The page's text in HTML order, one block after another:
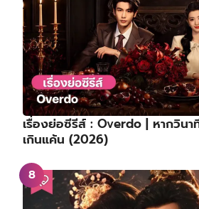
เรื่องย่อซีรีส์ : Overdo | หากวินา
เกินแค้น (2026)